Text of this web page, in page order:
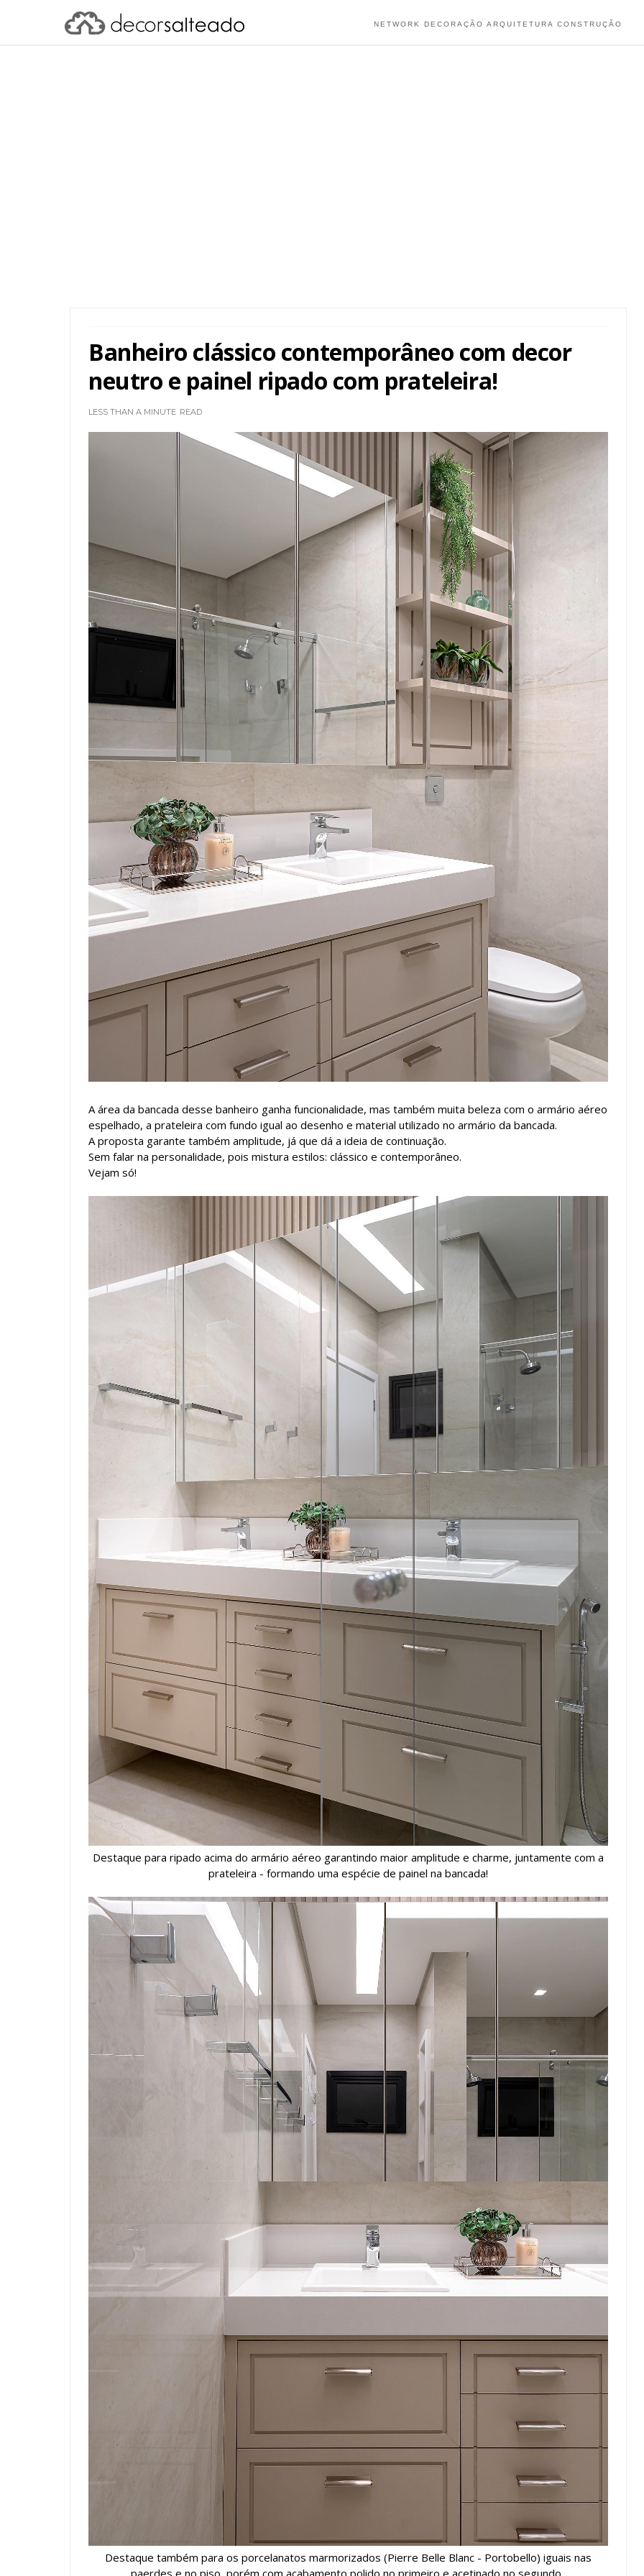
NETWORK DECORAÇÃO ARQUITETURA CONSTRUÇÃO
Banheiro clássico contemporâneo com decor
neutro e painel ripado com prateleira!
LESS THAN A MINUTE READ
A área da bancada desse banheiro ganha funcionalidade, mas também muita beleza com o armário aéreo
espelhado, a prateleira com fundo igual ao desenho e material utilizado no armário da bancada.
A proposta garante também amplitude, já que dá a ideia de continuação.
Sem falar na personalidade, pois mistura estilos: clássico e contemporâneo.
Vejam só!
Destaque para ripado acima do armário aéreo garantindo maior amplitude e charme, juntamente com a
prateleira - formando uma espécie de painel na bancada!
Destaque também para os porcelanatos marmorizados (Pierre Belle Blanc - Portobello) iguais nas